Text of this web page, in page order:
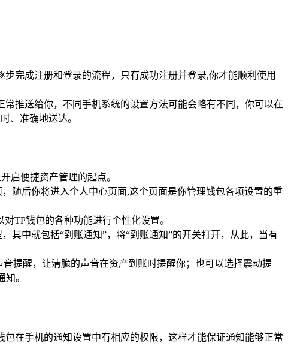
完成注册和登录的流程，只有成功注册并登录,你才能顺利使用
推送给你，不同手机系统的设置方法可能会略有不同，你可以在
、准确地送达。
启便捷资产管理的起点。
随后你将进入个人中心页面,这个页面是你管理钱包各项设置的重
TP钱包的各种功能进行个性化设置。
其中就包括“到账通知”，将“到账通知”的开关打开，从此，当有
提醒，让清脆的声音在资产到账时提醒你；也可以选择震动提
。
在手机的通知设置中有相应的权限，这样才能保证通知能够正常